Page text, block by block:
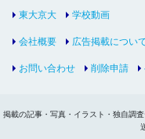
東大京大 学校動画
会社概要 広告掲載につい
お問い合わせ 削除申請
掲載の記事・写真・イラスト・独自調